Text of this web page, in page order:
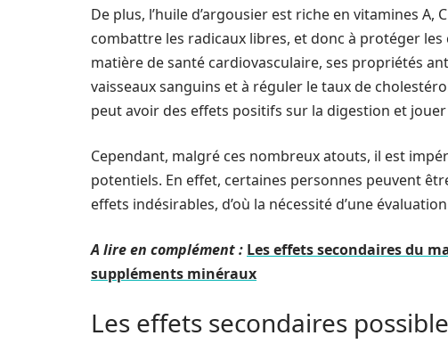
De plus, l’huile d’argousier est riche en vitamines
combattre les radicaux libres, et donc à protéger
matière de santé cardiovasculaire, ses propriétés
vaisseaux sanguins et à réguler le taux de
peut avoir des effets positifs sur la digestion et
Cependant, malgré ces nombreux atouts, il est
potentiels. En effet, certaines personnes peuvent
effets indésirables, d’où la nécessité d’une
A lire en complément : Les effets secondaires du
suppléments minéraux
Les effets secondaires